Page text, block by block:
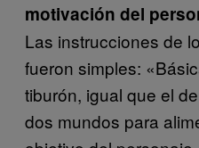
motivación del
Las instrucciones de
fueron simples:
tiburón, igual que el de
dos mundos para